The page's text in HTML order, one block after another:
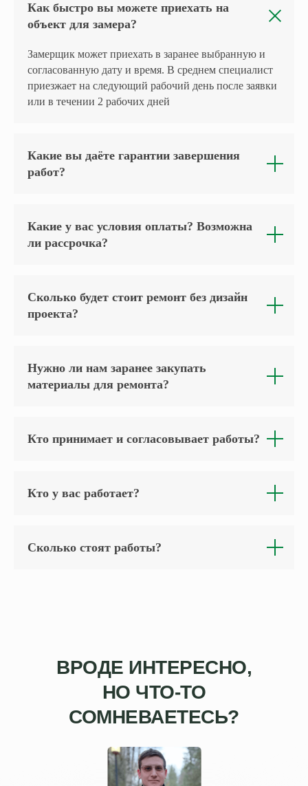
Как быстро вы можете приехать на
объект для замера?
Замерщик может приехать в заранее выбранную и
согласованную дату и время. В среднем специалист
приезжает на следующий рабочий день после заявки
или в течении 2 рабочих дней
Какие вы даёте гарантии завершения
работ?
Какие у вас условия оплаты? Возможна
ли рассрочка?
Сколько будет стоит ремонт без дизайн
проекта?
Нужно ли нам заранее закупать
материалы для ремонта?
Кто принимает и согласовывает работы?
Кто у вас работает?
Сколько стоят работы?
ВРОДЕ ИНТЕРЕСНО,
НО ЧТО-ТО
СОМНЕВАЕТЕСЬ?